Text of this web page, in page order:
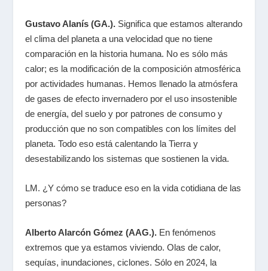
Gustavo Alanís (GA.). Significa que estamos alterando
el clima del planeta a una velocidad que no tiene
comparación en la historia humana. No es sólo más
calor; es la modificación de la composición atmosférica
por actividades humanas. Hemos llenado la atmósfera
de gases de efecto invernadero por el uso insostenible
de energía, del suelo y por patrones de consumo y
producción que no son compatibles con los límites del
planeta. Todo eso está calentando la Tierra y
desestabilizando los sistemas que sostienen la vida.
LM. ¿Y cómo se traduce eso en la vida cotidiana de las
personas?
Alberto Alarcón Gómez (AAG.). En fenómenos
extremos que ya estamos viviendo. Olas de calor,
sequías, inundaciones, ciclones. Sólo en 2024, la